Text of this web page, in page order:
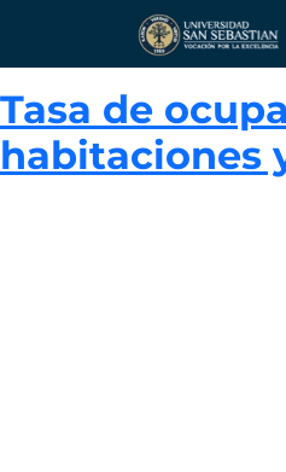
Tasa de
habitaciones